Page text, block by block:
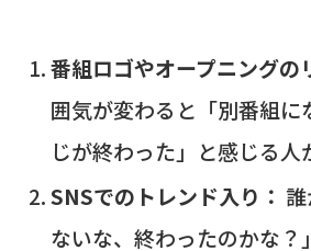
番組ロゴやオープニングの
囲気が変わると「別番組に
じが終わった」と感じる人
SNSでのトレンド入り：
ないな、終わったのかな？